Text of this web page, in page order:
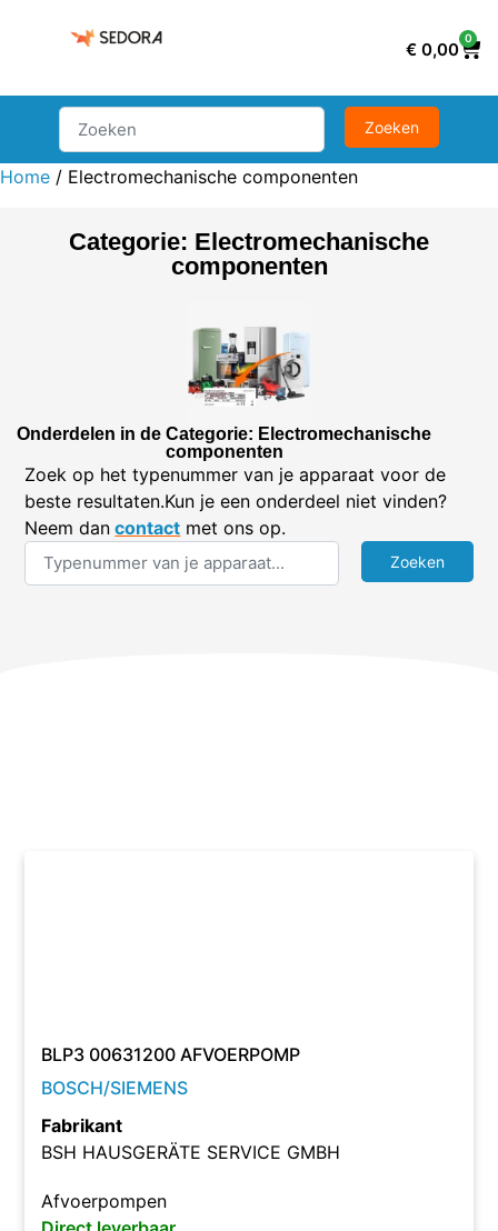
€ 0,00
0
Home / Electromechanische componenten
Categorie: Electromechanische
componenten
Onderdelen in de Categorie: Electromechanische
componenten
Zoek op het typenummer van je apparaat voor de
beste resultaten.Kun je een onderdeel niet vinden?
Neem dan contact met ons op.
BLP3 00631200 AFVOERPOMP
BOSCH/SIEMENS
Fabrikant
BSH HAUSGERÄTE SERVICE GMBH
Afvoerpompen